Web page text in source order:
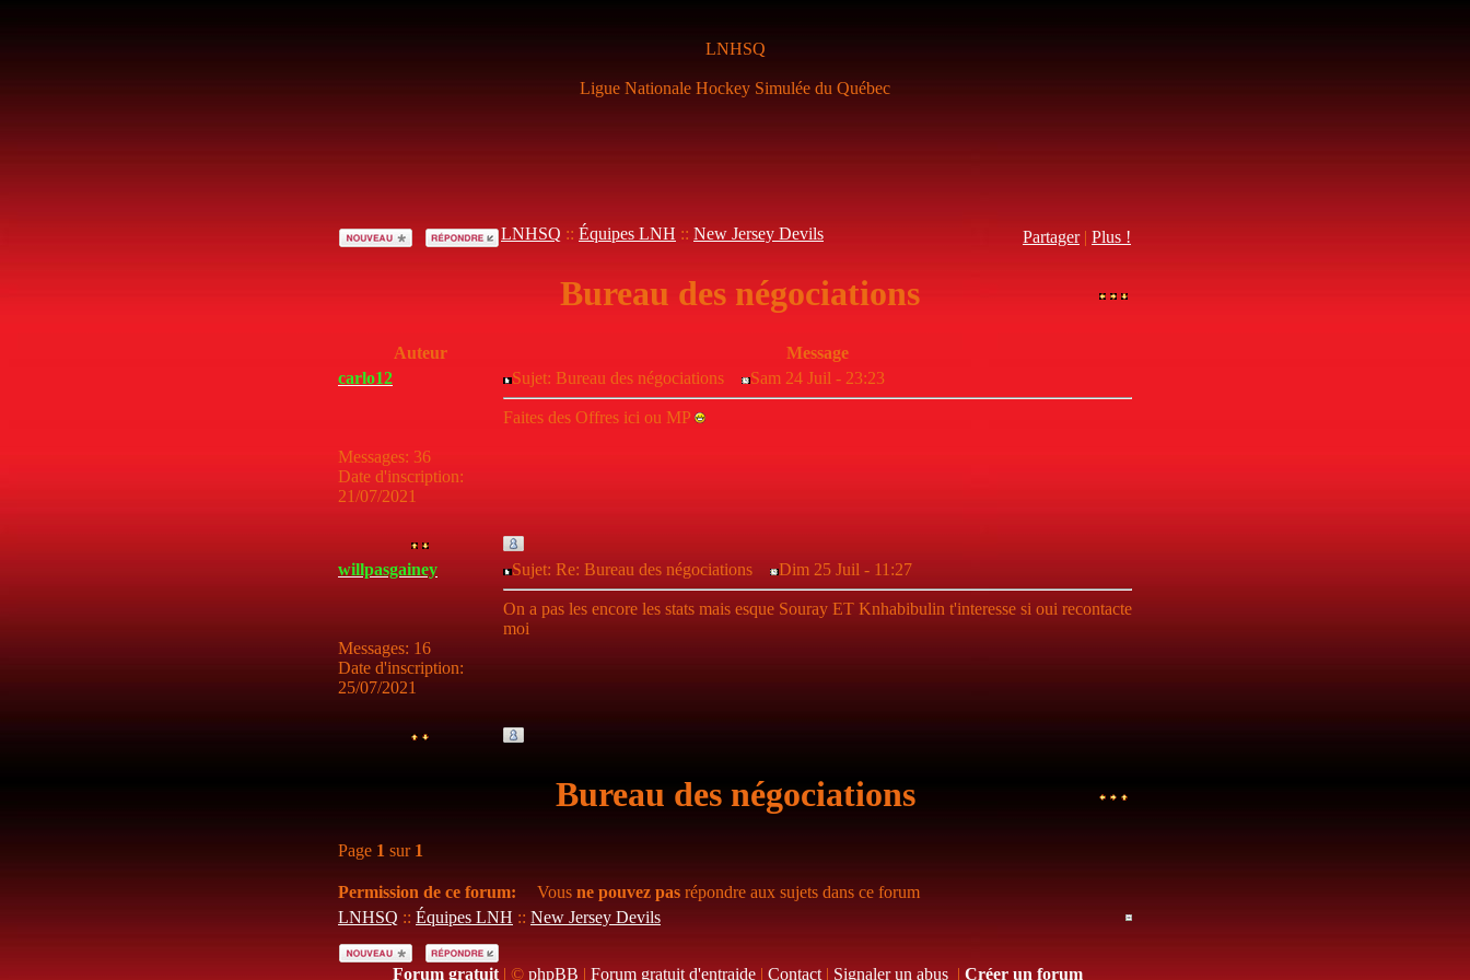
LNHSQ
Ligue Nationale Hockey Simulée du Québec
LNHSQ :: Équipes LNH :: New Jersey Devils Partager| Plus !
Bureau des négociations
Auteur
Message
carlo12
Messages: 36
Date d'inscription:
21/07/2021
Sujet: Bureau des négociations Sam 24 Juil - 23:23
Faites des Offres ici ou MP
willpasgainey
Messages: 16
Date d'inscription:
25/07/2021
Sujet: Re: Bureau des négociations Dim 25 Juil - 11:27
On a pas les encore les stats mais esque Souray ET Knhabibulin t'interesse si oui recontacte
moi
Bureau des négociations
Page 1 sur 1
Permission de ce forum: Vous ne pouvez pas répondre aux sujets dans ce forum
LNHSQ :: Équipes LNH :: New Jersey Devils
Forum gratuit| © phpBB | Forum gratuit d'entraide| Contact| Signaler un abus| Créer un forum